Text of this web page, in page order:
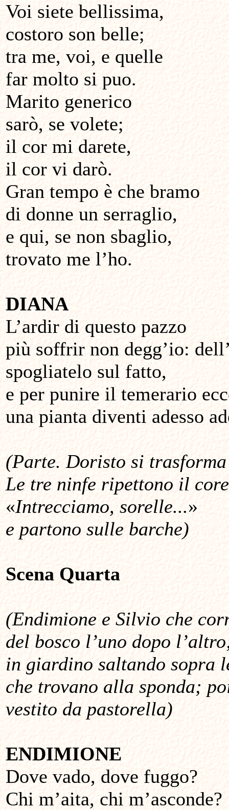
Voi siete bellissima,
costoro son belle;
tra me, voi, e quelle
far molto si puo.
Marito generico
sarò, se volete;
il cor mi darete,
il cor vi darò.
Gran tempo è che bramo
di donne un serraglio,
e qui, se non sbaglio,
trovato me l’ho.
DIANA
L’ardir di questo pazzo
più soffrir non degg’io:
spogliatelo sul fatto,
e per punire il temerario
una pianta diventi adesso
(Parte. Doristo si
Le tre ninfe ripettono il
«Intrecciamo, sorelle...»
e partono sulle barche)
Scena Quarta
(Endimione e Silvio che
del bosco l’uno dopo
in giardino saltando sopra
che trovano alla sponda;
vestito da pastorella)
ENDIMIONE
Dove vado, dove fuggo?
Chi m’aita, chi m’asconde?